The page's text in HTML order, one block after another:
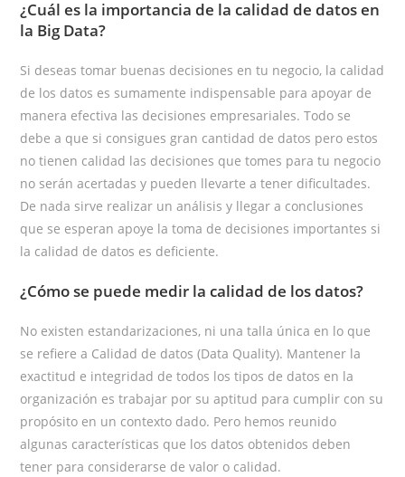
¿Cuál es la importancia de la calidad de datos en
la Big Data?
Si deseas tomar buenas decisiones en tu negocio, la calidad
de los datos es sumamente indispensable para apoyar de
manera efectiva las decisiones empresariales. Todo se
debe a que si consigues gran cantidad de datos pero estos
no tienen calidad las decisiones que tomes para tu negocio
no serán acertadas y pueden llevarte a tener dificultades.
De nada sirve realizar un análisis y llegar a conclusiones
que se esperan apoye la toma de decisiones importantes si
la calidad de datos es deficiente.
¿Cómo se puede medir la calidad de los datos?
No existen estandarizaciones, ni una talla única en lo que
se refiere a Calidad de datos (Data Quality). Mantener la
exactitud e integridad de todos los tipos de datos en la
organización es trabajar por su aptitud para cumplir con su
propósito en un contexto dado. Pero hemos reunido
algunas características que los datos obtenidos deben
tener para considerarse de valor o calidad.